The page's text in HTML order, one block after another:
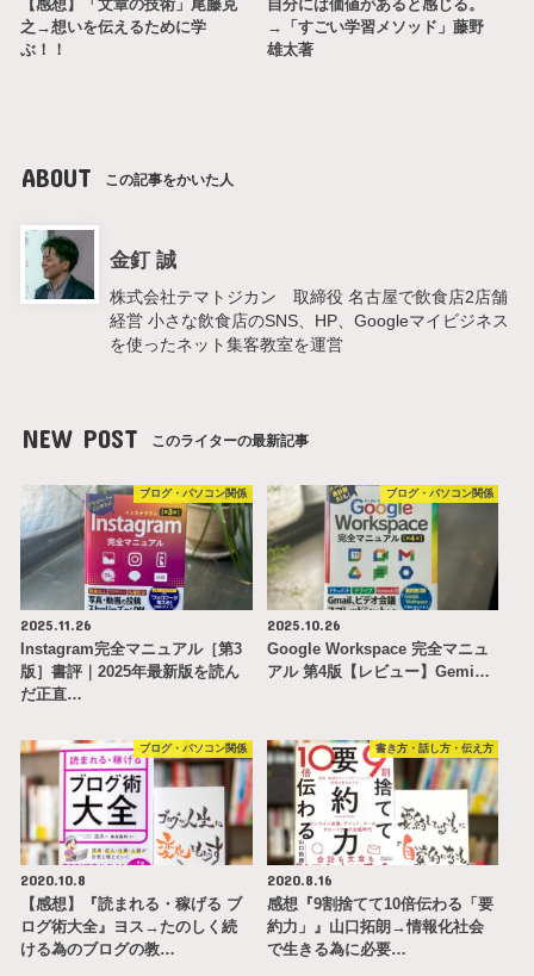
【感想】「文章の技術」尾藤克
之→想いを伝えるために学
ぶ！！
自分には価値があると感じる。
→「すごい学習メソッド」藤野
雄太著
ABOUT この記事をかいた人
金釘 誠
株式会社テマトジカン 取締役 名古屋で飲食店2店舗
経営 小さな飲食店のSNS、HP、Googleマイビジネス
を使ったネット集客教室を運営
NEW POST このライターの最新記事
ブログ・パソコン関係
2025.11.26
Instagram完全マニュアル［第3
版］書評｜2025年最新版を読ん
だ正直…
ブログ・パソコン関係
2025.10.26
Google Workspace 完全マニュ
アル 第4版【レビュー】Gemi…
ブログ・パソコン関係
2020.10.8
【感想】『読まれる・稼げる ブ
ログ術大全』ヨス→たのしく続
ける為のブログの教…
書き方・話し方・伝え方
2020.8.16
感想『9割捨てて10倍伝わる「要
約力」』山口拓朗→情報化社会
で生きる為に必要…